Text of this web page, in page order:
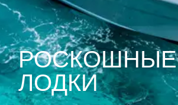
РОСКОШНЫЕ
ЛОДКИ